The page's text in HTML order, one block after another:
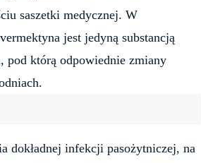
saszetki medycznej. W
jest jedyną substancją
pod którą odpowiednie zmiany
dokładnej infekcji pasożytniczej, na